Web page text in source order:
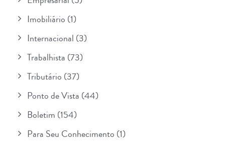
Imobiliário (1)
Internacional (3)
Trabalhista (73)
Tributário (37)
Ponto de Vista (44)
Boletim (154)
Para Seu Conhecimento (1)